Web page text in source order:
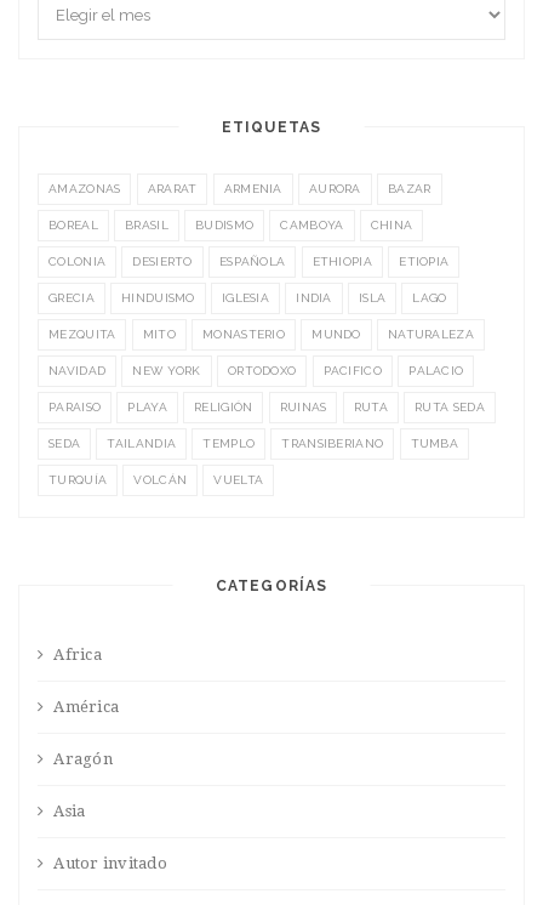
ETIQUETAS
AMAZONAS ARARAT ARMENIA AURORA BAZAR
BOREAL BRASIL BUDISMO CAMBOYA CHINA
COLONIA DESIERTO ESPAÑOLA ETHIOPIA ETIOPIA
GRECIA HINDUISMO IGLESIA INDIA ISLA LAGO
MEZQUITA MITO MONASTERIO MUNDO NATURALEZA
NAVIDAD NEW YORK ORTODOXO PACIFICO PALACIO
PARAISO PLAYA RELIGIÓN RUINAS RUTA RUTA SEDA
SEDA TAILANDIA TEMPLO TRANSIBERIANO TUMBA
TURQUÍA VOLCÁN VUELTA
CATEGORÍAS
Africa
América
Aragón
Asia
Autor invitado